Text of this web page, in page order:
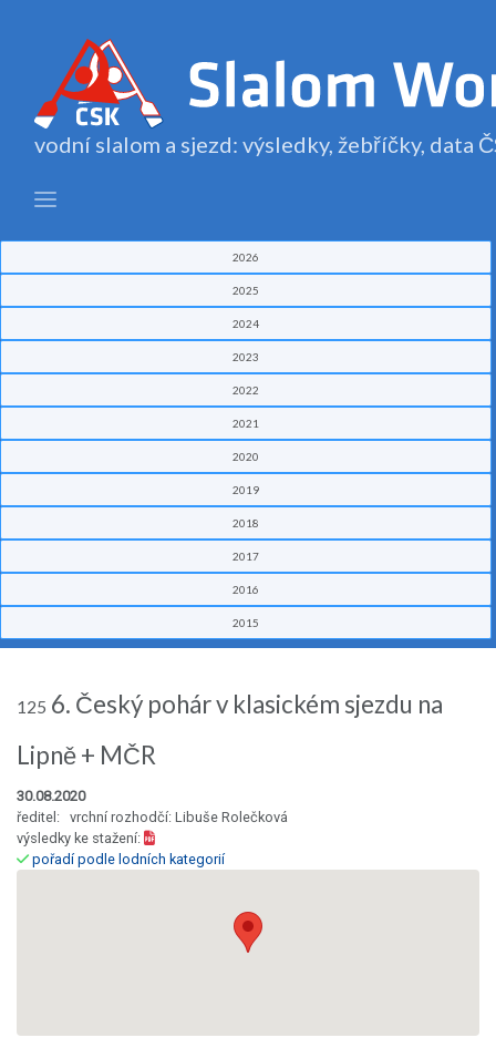
vodní slalom a sjezd: výsledky, žebříčky, data
2026
2025
2024
2023
2022
2021
2020
2019
2018
2017
2016
2015
125 6. Český pohár v klasickém sjezdu na
Lipně + MČR
30.08.2020
ředitel: vrchní rozhodčí: Libuše Rolečková
výsledky ke stažení:
pořadí podle lodních kategorií